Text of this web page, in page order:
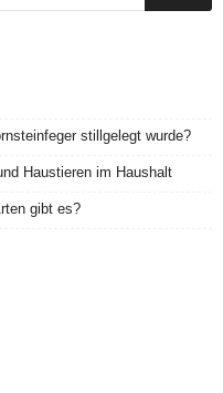
stillgelegt wurde?
Haustieren im Haushalt
gibt es?